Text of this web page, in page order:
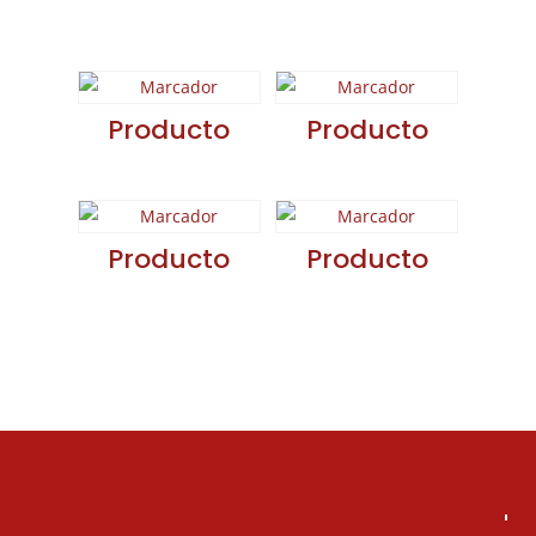
Producto Producto
Producto Producto